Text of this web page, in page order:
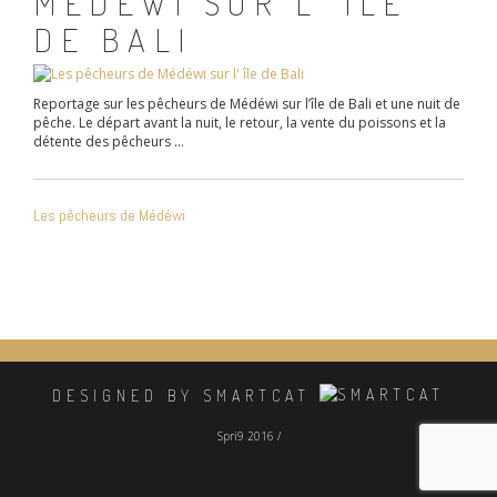
DE BALI
Reportage sur les pêcheurs de Médéwi sur l’île de Bali et une nuit de
pêche. Le départ avant la nuit, le retour, la vente du poissons et la
détente des pêcheurs …
DE
Les pêcheurs de Médéwi
DESIGNED BY SMARTCAT
Spri9 2016 /